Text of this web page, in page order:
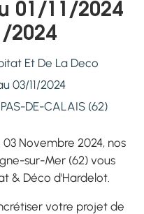
01/11/2024
2024
Et De La Deco
03/11/2024
DE-CALAIS (62)
Novembre 2024, nos
sur-Mer (62) vous
& Déco d'Hardelot.
votre projet de